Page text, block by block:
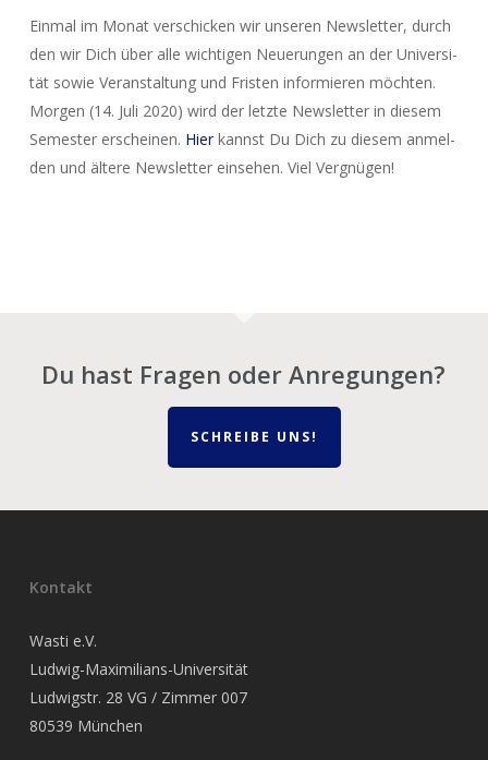
Ein­mal im Monat ver­schi­cken wir unse­ren News­let­ter, durch
den wir Dich über alle wich­ti­gen Neue­run­gen an der Uni­ver­si­
tät sowie Ver­an­stal­tung und Fris­ten infor­mie­ren möch­ten.
Mor­gen (14. Juli 2020) wird der letz­te News­let­ter in die­sem
Semes­ter erschei­nen. Hierkannst Du Dich zu die­sem anmel­
den und älte­re News­let­ter ein­se­hen. Viel Vergnügen!
Du hast Fragen oder Anregungen?
SCHREIBE UNS!
Kontakt
Wasti e.V.
Ludwig-Maximilians-Universität
Ludwigstr. 28 VG / Zimmer 007
80539 München